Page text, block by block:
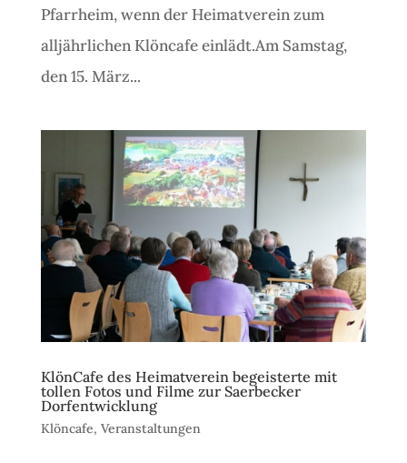
Pfarrheim, wenn der Heimatverein zum
alljährlichen Klöncafe einlädt.Am Samstag,
den 15. März...
KlönCafe des Heimatverein begeisterte mit
tollen Fotos und Filme zur Saerbecker
Dorfentwicklung
Klöncafe, Veranstaltungen